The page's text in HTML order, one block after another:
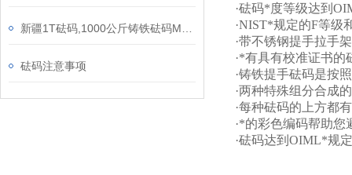
砝码注意事项
·砝码*度等级达到
·NIST*规定的F等
·带不锈钢提手拉手
·*有具有校准证书的
·铸铁提手砝码是按
·两种特殊组分合成
·每种砝码的上方都
·*的彩色编码帮助
·砝码达到OIML*规